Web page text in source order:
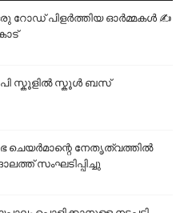
റോഡ് പിളർത്തിയ ഓർമ്മകൾ ✍️
പി സ്കൂളിൽ സ്കൂൾ ബസ്
ചെയർമാന്റെ നേതൃത്വത്തിൽ
സംഘടിപ്പിച്ചു